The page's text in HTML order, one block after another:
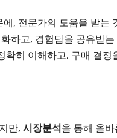
, 전문가의 도움을 받는
하고, 경험담을 공유받
히 이해하고, 구매 결정
만, 시장분석을 통해 올